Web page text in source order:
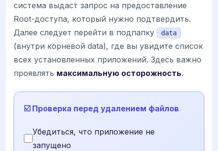
система выдаст запрос на предоставление
Root-доступа, который нужно подтвердить.
Далее следует перейти в подпапку
data
(внутри корневой data), где вы увидите список
всех установленных приложений. Здесь важно
проявлять максимальную осторожность.
☑️ Проверка перед удалением файлов
Убедиться, что приложение не
запущено